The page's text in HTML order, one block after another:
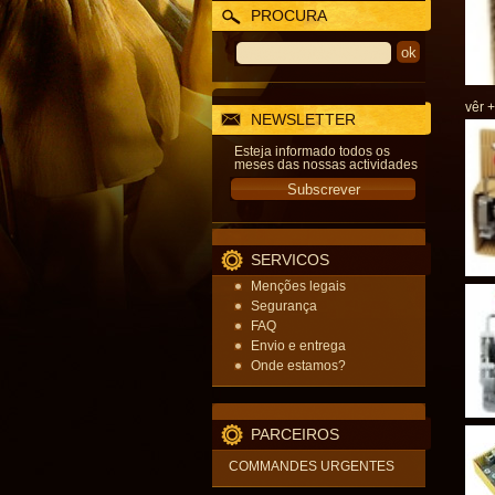
PROCURA
NEWSLETTER
Esteja informado todos os
meses das nossas actividades
SERVICOS
Menções legais
Segurança
FAQ
Envio e entrega
Onde estamos?
PARCEIROS
COMMANDES URGENTES
vêr